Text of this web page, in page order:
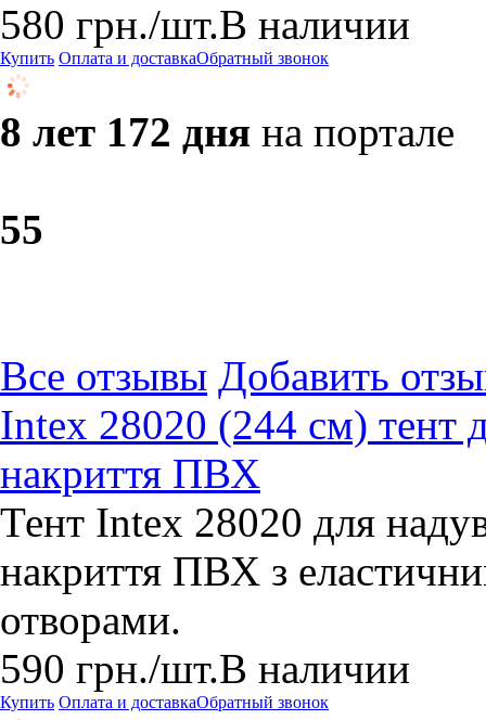
580 грн./шт.В наличии
Купить Оплата и доставкаОбратный звонок
8 лет 172 дня на портале
55
Все отзывы Добавить
Intex 28020 (244 см) тент
накриття ПВХ
Тент Intex 28020 для
накриття ПВХ з
отворами.
590 грн./шт.В наличии
Купить Оплата и доставкаОбратный звонок